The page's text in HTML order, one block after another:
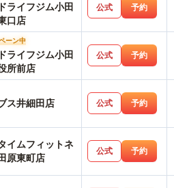
ライフジム小田
口店
公式 予約
ーン中
ライフジム小田
所前店
公式 予約
ス井細田店 公式 予約
イムフィットネ
原東町店
公式 予約